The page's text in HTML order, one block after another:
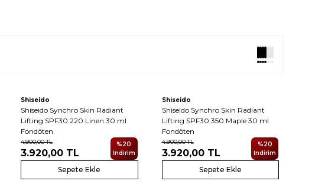
Shiseido
Shiseido Synchro Skin Radiant
Lifting SPF30 220 Linen 30 ml
Fondöten
4.900,00TL
3.920,00 TL
%20
İndirim
Sepete Ekle
Shiseido
Shiseido Synchro Skin Radiant
Lifting SPF30 350 Maple 30 ml
Fondöten
4.900,00TL
3.920,00TL
%20
İndirim
Sepete Ekle